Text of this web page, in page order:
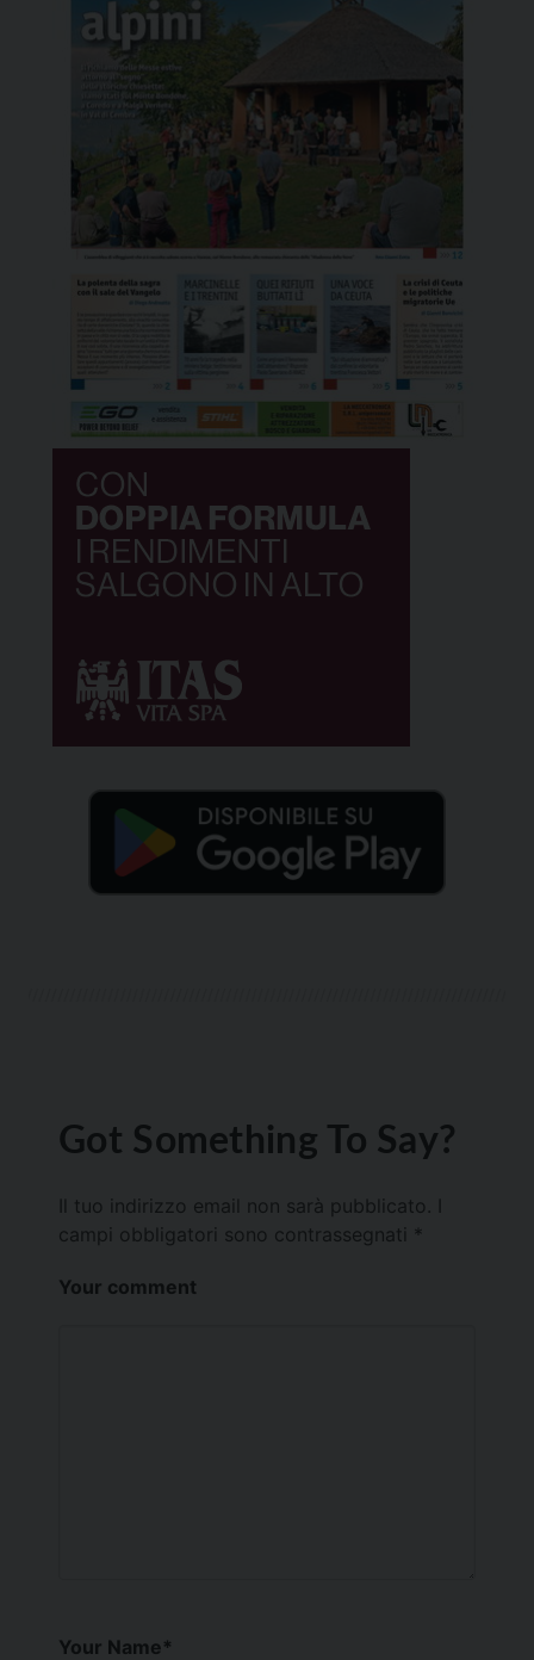
Got Something To Say?
Il tuo indirizzo email non sarà pubblicato.
campi obbligatori sono contrassegnati *
Your comment
Your Name*